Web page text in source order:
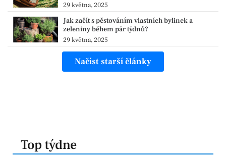
29 května, 2025
Jak začít s pěstováním vlastních bylinek a
zeleniny během pár týdnů?
29 května, 2025
Načíst starší články
Top týdne